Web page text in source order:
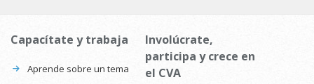
Capacítate y trabaja
Aprende sobre un tema
Involúcrate,
participa y crece en
el CVA